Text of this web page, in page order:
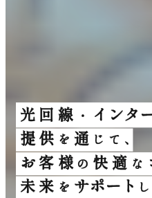
光 回 線 ・ イ ンタ
提 供 を 通 じ て 、
お客 様 の 快適 な
未 来 を サポー ト し